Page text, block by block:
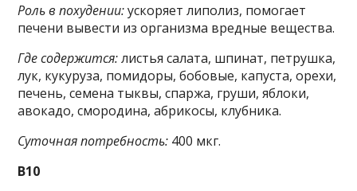
Роль в похудении:ускоряет липолиз, помогает
печени вывести из организма вредные вещества.
Где содержится:листья салата, шпинат, петрушка,
лук, кукуруза, помидоры, бобовые, капуста, орехи,
печень, семена тыквы, спаржа, груши, яблоки,
авокадо, смородина, абрикосы, клубника.
Суточная потребность: 400 мкг.
B10